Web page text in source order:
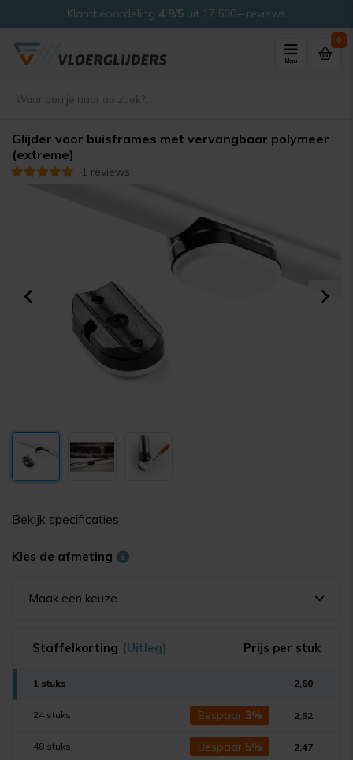
Klantbeoordeling 4.9/5 uit 17.500+ reviews
Menu
0
Glijder voor buisframes met vervangbaar polymeer
(extreme)
1 reviews
Bekijk specificaties
Kies de afmeting
Maak een keuze
Staffelkorting (Uitleg) Prijs per stuk
1 stuks 2,60
24 stuks Bespaar 3% 2,52
48 stuks Bespaar 5% 2,47